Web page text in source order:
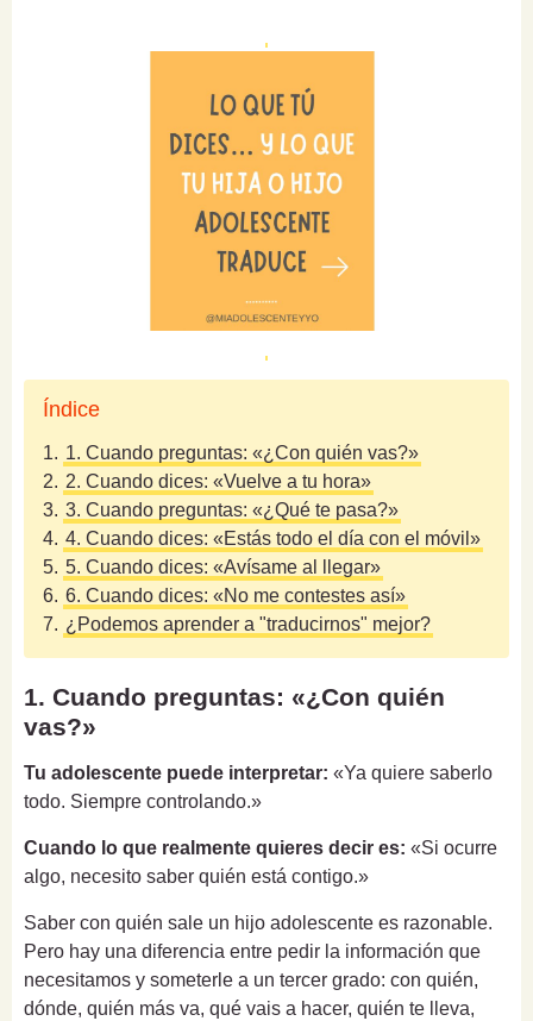
Índice
1. 1. Cuando preguntas: «¿Con quién vas?»
2. 2. Cuando dices: «Vuelve a tu hora»
3. 3. Cuando preguntas: «¿Qué te pasa?»
4. 4. Cuando dices: «Estás todo el día con el móvil»
5. 5. Cuando dices: «Avísame al llegar»
6. 6. Cuando dices: «No me contestes así»
7. ¿Podemos aprender a "traducirnos" mejor?
1. Cuando preguntas: «¿Con quién
vas?»
Tu adolescente puede interpretar: «Ya quiere saberlo
todo. Siempre controlando.»
Cuando lo que realmente quieres decir es: «Si ocurre
algo, necesito saber quién está contigo.»
Saber con quién sale un hijo adolescente es razonable.
Pero hay una diferencia entre pedir la información que
necesitamos y someterle a un tercer grado: con quién,
dónde, quién más va, qué vais a hacer, quién te lleva,